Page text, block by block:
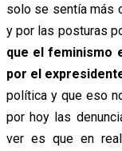
solo se sentía más
y por las posturas
que el feminismo
por el
política y que eso
por hoy las
ver es que en